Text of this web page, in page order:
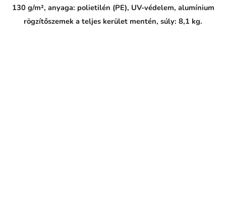
130 g/m², anyaga: polietilén (PE), UV-védelem, alumínium
rögzítőszemek a teljes kerület mentén, súly: 8,1 kg.